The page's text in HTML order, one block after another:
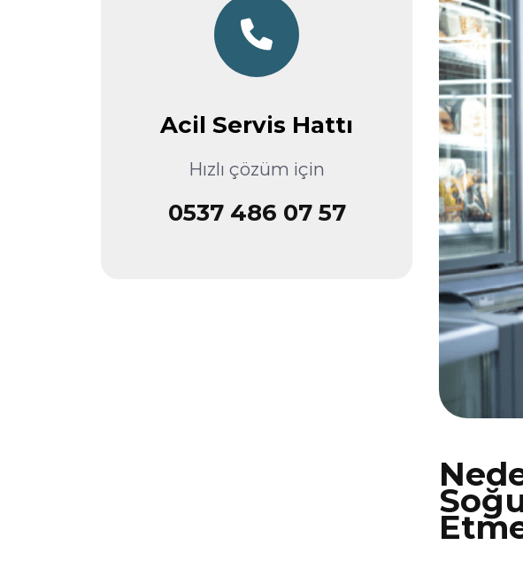
Acil Servis Hattı
Hızlı çözüm için
0537 486 07 57